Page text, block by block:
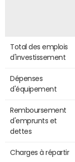
Total des emplois
d'investissement
Dépenses
d'équipement
Remboursement
d'emprunts et
dettes
Charges à répartir